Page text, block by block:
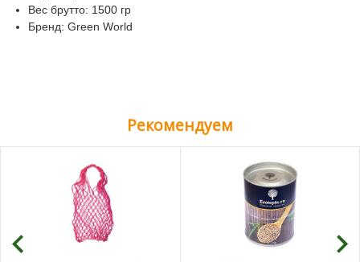
Вес брутто: 1500 гр
Бренд: Green World
Рекомендуем